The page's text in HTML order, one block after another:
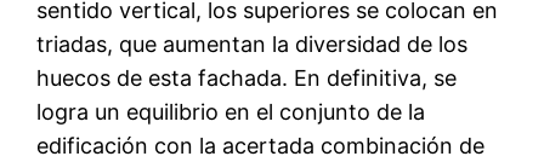
sentido vertical, los superiores se colocan en
triadas, que aumentan la diversidad de los
huecos de esta fachada. En definitiva, se
logra un equilibrio en el conjunto de la
edificación con la acertada combinación de